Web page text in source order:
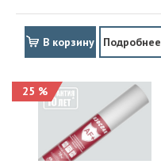
В корзину Подробнее
25 %